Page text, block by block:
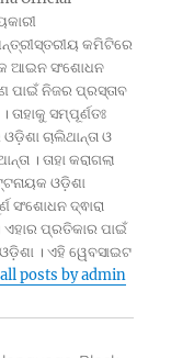
କମିଟିରେ
ଆଇନ ସଂଶୋଧନ
ନିଜର ପ୍ରସ୍ତାବ
ସମ୍ପୂର୍ଣତଃ
ଚାଲିଥାନ୍ତା ଓ
। ତାହା କରାଗଲା
ଓଡ଼ିଶା
ସଂଶୋଧନ ଦ୍ଵାରା
ପ୍ରତିକାର ପାଇଁ
। ଏହି ୱେବସାଇଟ
posts by admin